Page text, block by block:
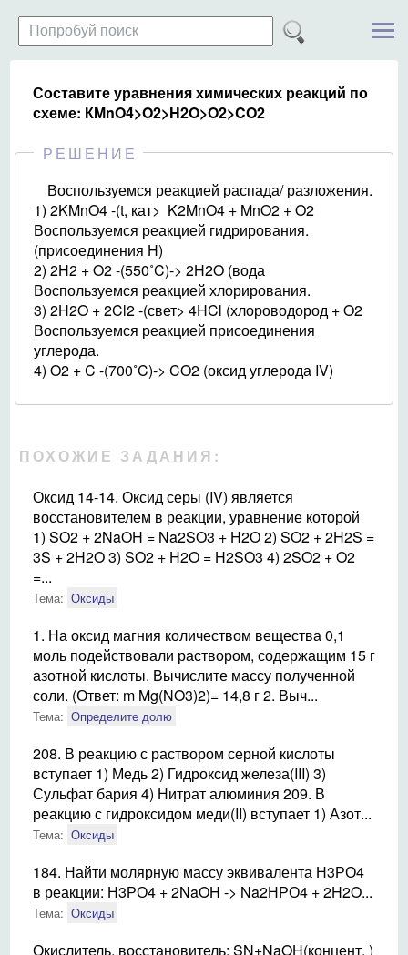
Составите уравнения химических реакций по
схеме: КМnO4>O2>H2O>O2>CO2
РЕШЕНИЕ
Воспользуемся реакцией распада/ разложения.
1) 2KMnO4 -(t, кат> K2MnO4 + MnO2 + O2
Воспользуемся реакцией гидрирования.
(присоединения H)
2) 2H2 + O2 -(550˚C)-> 2H2O (вода
Воспользуемся реакцией хлорирования.
3) 2H2O + 2Cl2 -(свет> 4HCl (хлороводород + O2
Воспользуемся реакцией присоединения
углерода.
4) O2 + C -(700˚C)-> CO2 (оксид углерода IV)
ПОХОЖИЕ ЗАДАНИЯ:
Оксид 14-14. Оксид серы (IV) является
восстановителем в реакции, уравнение которой
1) SO2 + 2NaOH = Na2SO3 + H2O 2) SO2 + 2H2S =
3S + 2H2O 3) SO2 + H2O = H2SO3 4) 2SO2 + O2
=...
Тема: Оксиды
1. На оксид магния количеством вещества 0,1
моль подействовали раствором, содержащим 15 г
азотной кислоты. Вычислите массу полученной
соли. (Ответ: m Mg(NO3)2)= 14,8 г 2. Выч...
Тема: Определите долю
208. В реакцию с раствором серной кислоты
вступает 1) Медь 2) Гидроксид железа(III) 3)
Сульфат бария 4) Нитрат алюминия 209. В
реакцию с гидроксидом меди(II) вступает 1) Азот...
Тема: Оксиды
184. Найти молярную массу эквивалента Н3РО4
в реакции: Н3РО4 + 2NaOH -> Na2НРО4 + 2H2O...
Тема: Оксиды
Окислитель, восстановитель: SN+NaOH(концент. )